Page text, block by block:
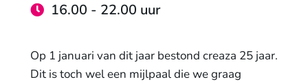
16.00 - 22.00 uur
Op 1 januari van dit jaar bestond creaza 25 jaar.
Dit is toch wel een mijlpaal die we graag